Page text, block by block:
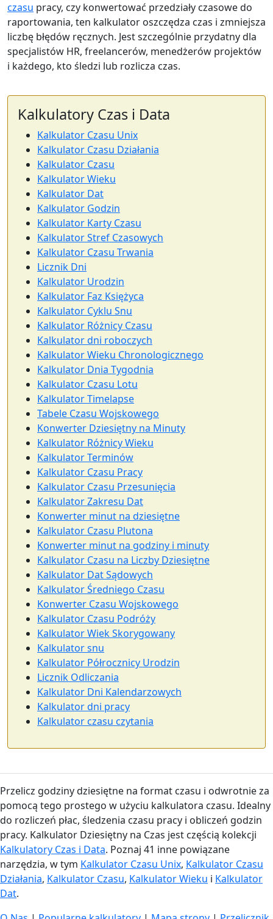
czasu pracy, czy konwertować przedziały czasowe do
raportowania, ten kalkulator oszczędza czas i zmniejsza
liczbę błędów ręcznych. Jest szczególnie przydatny dla
specjalistów HR, freelancerów, menedżerów projektów
i każdego, kto śledzi lub rozlicza czas.
Kalkulatory Czas i Data
Kalkulator Czasu Unix
Kalkulator Czasu Działania
Kalkulator Czasu
Kalkulator Wieku
Kalkulator Dat
Kalkulator Godzin
Kalkulator Karty Czasu
Kalkulator Stref Czasowych
Kalkulator Czasu Trwania
Licznik Dni
Kalkulator Urodzin
Kalkulator Faz Księżyca
Kalkulator Cyklu Snu
Kalkulator Różnicy Czasu
Kalkulator dni roboczych
Kalkulator Wieku Chronologicznego
Kalkulator Dnia Tygodnia
Kalkulator Czasu Lotu
Kalkulator Timelapse
Tabele Czasu Wojskowego
Konwerter Dziesiętny na Minuty
Kalkulator Różnicy Wieku
Kalkulator Terminów
Kalkulator Czasu Pracy
Kalkulator Czasu Przesunięcia
Kalkulator Zakresu Dat
Konwerter minut na dziesiętne
Kalkulator Czasu Plutona
Konwerter minut na godziny i minuty
Kalkulator Czasu na Liczby Dziesiętne
Kalkulator Dat Sądowych
Kalkulator Średniego Czasu
Konwerter Czasu Wojskowego
Kalkulator Czasu Podróży
Kalkulator Wiek Skorygowany
Kalkulator snu
Kalkulator Półrocznicy Urodzin
Licznik Odliczania
Kalkulator Dni Kalendarzowych
Kalkulator dni pracy
Kalkulator czasu czytania
Przelicz godziny dziesiętne na format czasu i odwrotnie za
pomocą tego prostego w użyciu kalkulatora czasu. Idealny
do rozliczeń płac, śledzenia czasu pracy i obliczeń godzin
pracy. Kalkulator Dziesiętny na Czas jest częścią kolekcji
Kalkulatory Czas i Data. Poznaj 41 inne powiązane
narzędzia, w tym Kalkulator Czasu Unix, Kalkulator Czasu
Działania, Kalkulator Czasu, Kalkulator Wieku i Kalkulator
Dat.